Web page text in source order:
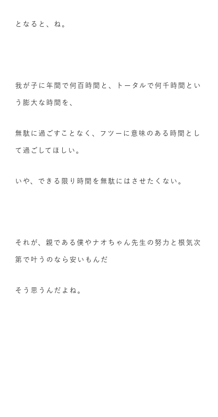
となると、ね。
我が子に年間で何百時間と、トータルで何千時間とい
う膨大な時間を、
無駄に過ごすことなく、フツーに意味のある時間とし
て過ごしてほしい。
いや、できる限り時間を無駄にはさせたくない。
それが、親である僕やナオちゃん先生の努力と根気次
第で叶うのなら安いもんだ
そう思うんだよね。